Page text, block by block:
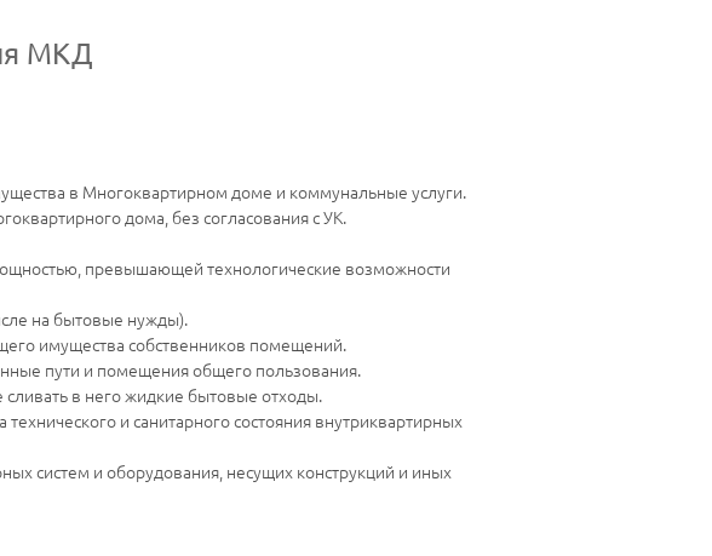
МКД
в Многоквартирном доме и коммунальные услуги.
дома, без согласования с УК.
превышающей технологические возможности
на бытовые нужды).
имущества собственников помещений.
пути и помещения общего пользования.
сливать в него жидкие бытовые отходы.
и санитарного состояния внутриквартирных
систем и оборудования, несущих конструкций и иных